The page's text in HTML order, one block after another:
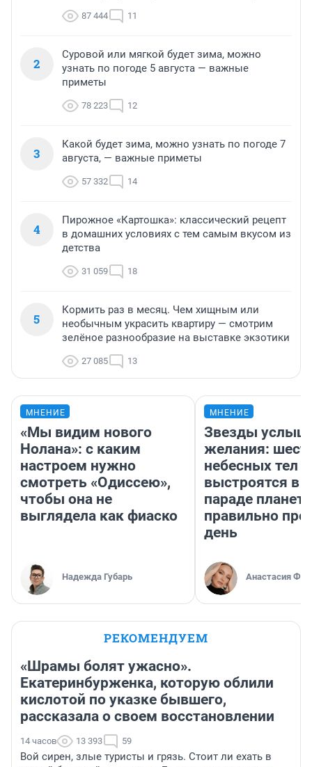
87 444 11
2
Суровой или мягкой будет зима, можно
узнать по погоде 5 августа — важные
приметы
78 223 12
3
Какой будет зима, можно узнать по погоде 7
августа, — важные приметы
57 332 14
4
Пирожное «Картошка»: классический рецепт
в домашних условиях с тем самым вкусом из
детства
31 059 18
5
Кормить раз в месяц. Чем хищным или
необычным украсить квартиру — смотрим
зелёное разнообразие на выставке экзотики
27 085 13
МНЕНИЕ
«Мы видим нового
Нолана»: с каким
настроем нужно
смотреть «Одиссею»,
чтобы она не
выглядела как фиаско
Надежда Губарь
МНЕНИЕ
Звезды
желания:
небесных тел
выстроятся в
параде планет
правильно
день
Анастасия
РЕКОМЕНДУЕМ
«Шрамы болят ужасно».
Екатеринбурженка, которую облили
кислотой по указке бывшего,
рассказала о своем восстановлении
14 часов 13 393 59
Вой сирен, злые туристы и грязь. Стоит ли ехать в